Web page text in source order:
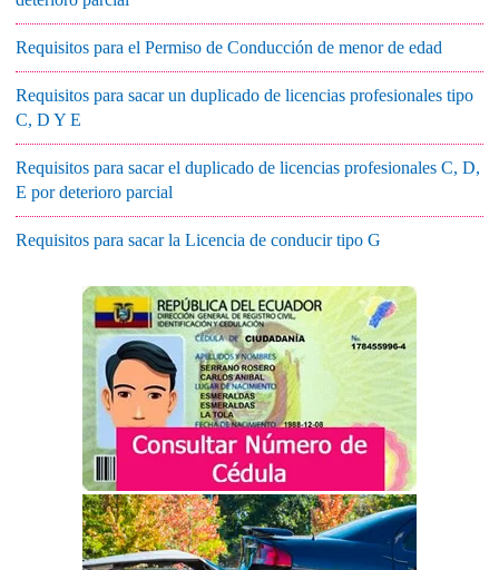
Requisitos para el Permiso de Conducción de menor de edad
Requisitos para sacar un duplicado de licencias profesionales tipo
C, D Y E
Requisitos para sacar el duplicado de licencias profesionales C, D,
E por deterioro parcial
Requisitos para sacar la Licencia de conducir tipo G